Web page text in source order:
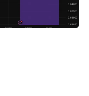
变化的重要窗口。后
的前哨。